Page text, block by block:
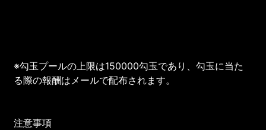
※勾玉プールの上限は150000勾玉であり、勾玉に当た
る際の報酬はメールで配布されます。
注意事項